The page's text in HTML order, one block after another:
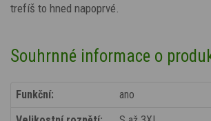
trefíš to hned napoprvé.
Souhrnné informace o
Funkční:
ano